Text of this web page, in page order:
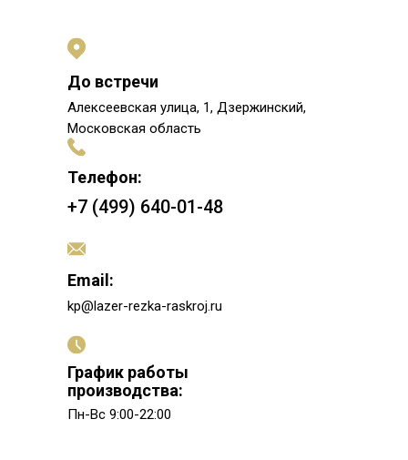
До встречи
Алексеевская улица, 1, Дзержинский,
Московская область
Телефон:
+7 (499) 640-01-48
kp@lazer-rezka-raskroj.ru
Email:
Пн-Вс 9:00-22:00
График работы
производства: